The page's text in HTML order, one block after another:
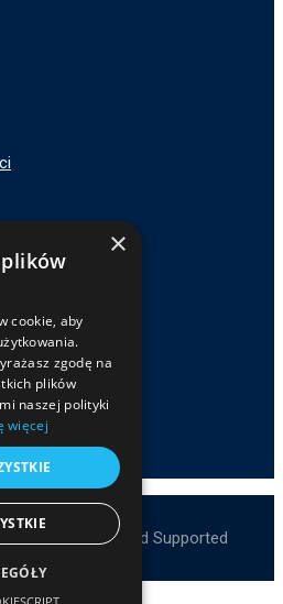
62,
Developed and Supported
×
cookie, aby
zgodę na
plików
naszej polityki
więcej